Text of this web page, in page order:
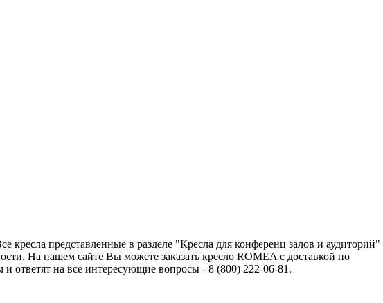
представленные в разделе "Кресла для конференц залов и аудиторий"
На нашем сайте Вы можете заказать кресло ROMEA с доставкой по
на все интересующие вопросы - 8 (800) 222-06-81.